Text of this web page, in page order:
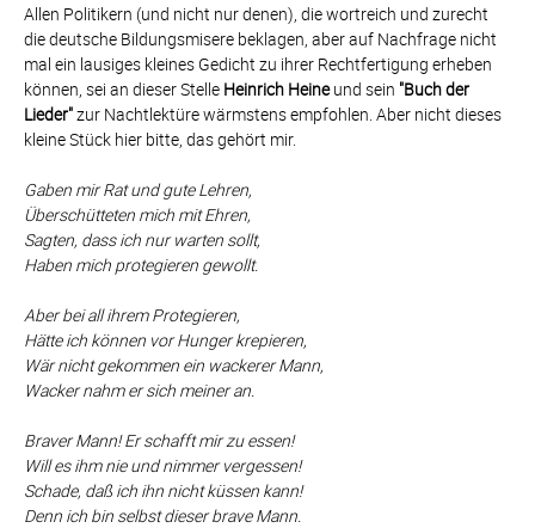
Allen Politikern (und nicht nur denen), die wortreich und zurecht
die deutsche Bildungsmisere beklagen, aber auf Nachfrage nicht
mal ein lausiges kleines Gedicht zu ihrer Rechtfertigung erheben
können, sei an dieser Stelle Heinrich Heineund sein "Buch der
Lieder"zur Nachtlektüre wärmstens empfohlen. Aber nicht dieses
kleine Stück hier bitte, das gehört mir.
Gaben mir Rat und gute Lehren,
Überschütteten mich mit Ehren,
Sagten, dass ich nur warten sollt,
Haben mich protegieren gewollt.
Aber bei all ihrem Protegieren,
Hätte ich können vor Hunger krepieren,
Wär nicht gekommen ein wackerer Mann,
Wacker nahm er sich meiner an.
Braver Mann! Er schafft mir zu essen!
Will es ihm nie und nimmer vergessen!
Schade, daß ich ihn nicht küssen kann!
Denn ich bin selbst dieser brave Mann.